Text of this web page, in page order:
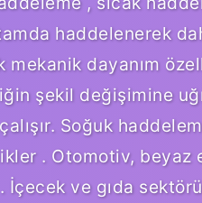
haddelenerek
mekanik dayanım
şekil değişimine
Soğuk
. Otomotiv, beyaz
İçecek ve gıda